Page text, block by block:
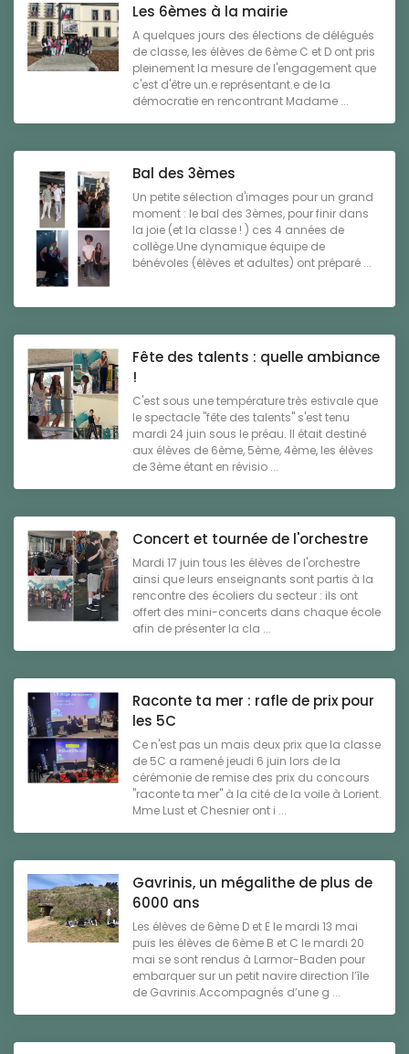
Les 6èmes à la mairie
A quelques jours des élections de délégués
de classe, les élèves de 6ème C et D ont pris
pleinement la mesure de l'engagement que
c'est d'être un.e représentant.e de la
démocratie en rencontrant Madame ...
Bal des 3èmes
Un petite sélection d'images pour un grand
moment : le bal des 3èmes, pour finir dans
la joie (et la classe ! ) ces 4 années de
collège.Une dynamique équipe de
bénévoles (élèves et adultes) ont préparé ...
Fête des talents : quelle ambiance
!
C'est sous une température très estivale que
le spectacle "fête des talents" s'est tenu
mardi 24 juin sous le préau. Il était destiné
aux élèves de 6ème, 5ème, 4ème, les élèves
de 3ème étant en révisio ...
Concert et tournée de l'orchestre
Mardi 17 juin tous les élèves de l'orchestre
ainsi que leurs enseignants sont partis à la
rencontre des écoliers du secteur : ils ont
offert des mini-concerts dans chaque école
afin de présenter la cla ...
Raconte ta mer : rafle de prix pour
les 5C
Ce n'est pas un mais deux prix que la classe
de 5C a ramené jeudi 6 juin lors de la
cérémonie de remise des prix du concours
"raconte ta mer" à la cité de la voile à Lorient.
Mme Lust et Chesnier ont i ...
Gavrinis, un mégalithe de plus de
6000 ans
Les élèves de 6ème D et E le mardi 13 mai
puis les élèves de 6ème B et C le mardi 20
mai se sont rendus à Larmor-Baden pour
embarquer sur un petit navire direction l’île
de Gavrinis.Accompagnés d’une g ...